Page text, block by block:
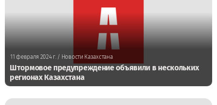
11 февраля 2024 г./ Новости Казахстана
Штормовое предупреждение объявили в нескольких
регионах Казахстана